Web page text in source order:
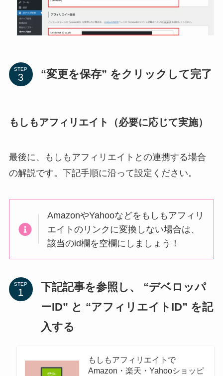
STEP “変更を保存” をクリックして完了
もしもアフィリエイト（必要に応じて実施）
最後に、もしもアフィリエイトとの連携する場合
の解説です。下記手順に沿って設定ください。
AmazonやYahooなどをもしもアフィリ
エイトのリンクに変換しない場合は、
該当のid欄を空欄にしましょう！
STEP
下記記事を参照し、 “デベロッパ
ーID” と “アフィリエイトID” を記
入する
もしもアフィリエイトで
Amazon・楽天・Yahooショッピ